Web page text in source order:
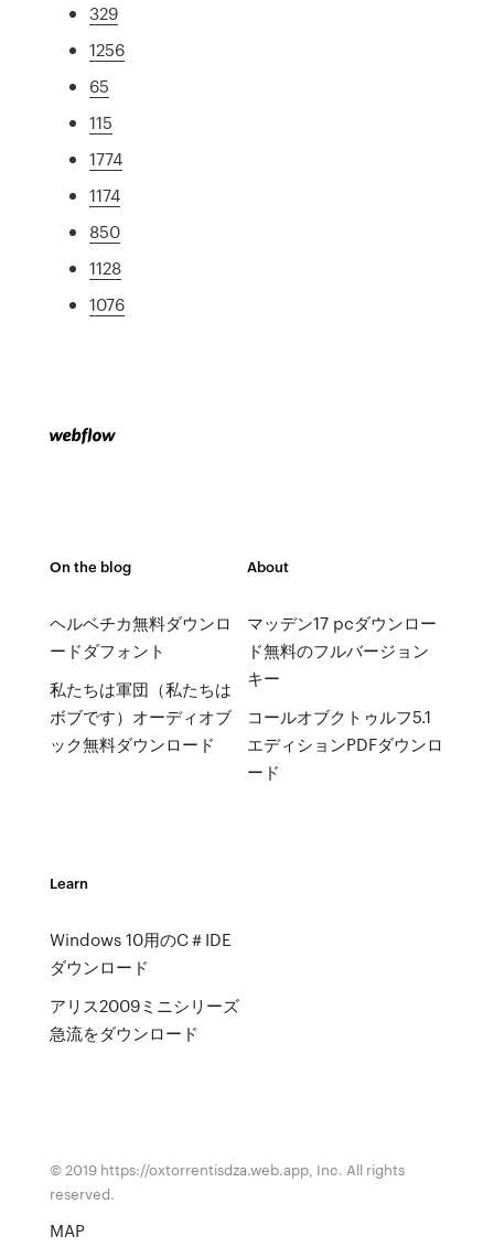
329
1256
65
115
1774
1174
850
1128
1076
On the blog
ヘルベチカ無料ダウンロ
ードダフォント
私たちは軍団（私たちは
ボブです）オーディオブ
ック無料ダウンロード
About
マッデン17 pcダウンロー
ド無料のフルバージョン
キー
コールオブクトゥルフ5.1
エディションPDFダウンロ
ード
Learn
Windows 10用のC＃IDE
ダウンロード
アリス2009ミニシリーズ
急流をダウンロード
© 2019 https://oxtorrentisdza.web.app, Inc. All rights
reserved.
MAP